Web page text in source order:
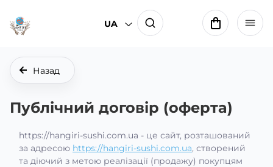
UA
Назад
Публічний договір (оферта)
https://hangiri-sushi.com.ua - це сайт, розташований
за адресою https://hangiri-sushi.com.ua, створений
та діючий з метою реалізації (продажу) покупцям